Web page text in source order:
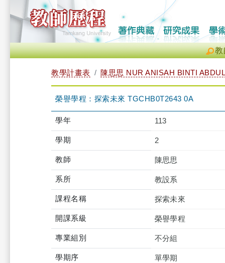
教
教學計畫表 陳思思 NUR ANISAH BINTI
榮譽學程：探索未來 TGCHB0T2643 0A
學年 113
學期 2
教師 陳思思
系所 教設系
課程名稱 探索未來
開課系級 榮譽學程
專業組別 不分組
學期序 單學期